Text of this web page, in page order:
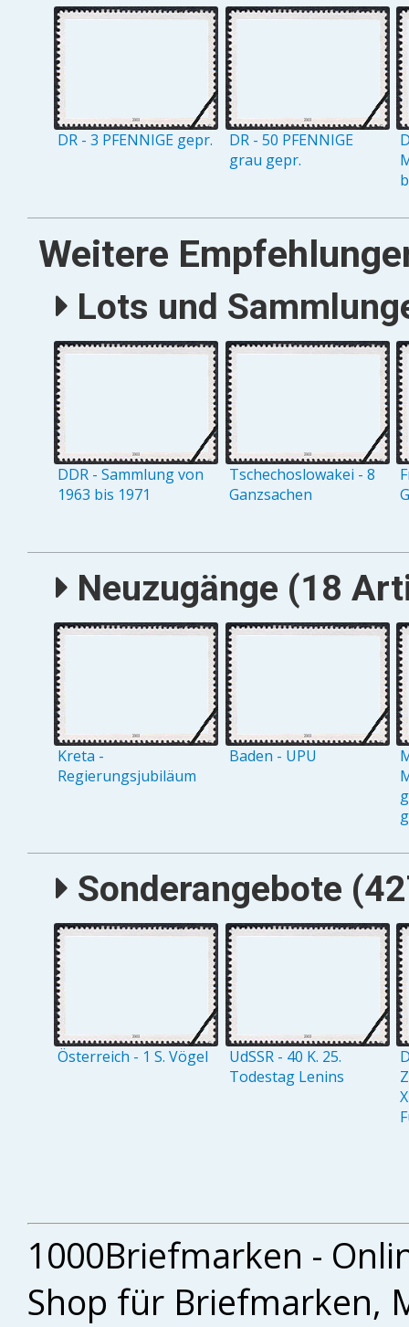
DR - 3 PFENNIGE gepr.
DR - 50 PFENNIGE
grau gepr.
Weitere
Lots und
DDR - Sammlung von
1963 bis 1971
Tschechoslowakei - 8
Ganzsachen
Neuzugänge (18
Kreta -
Regierungsjubiläum
Baden - UPU
Sonderangebote
Österreich - 1 S. Vögel
UdSSR - 40 K. 25.
Todestag Lenins
1000Briefmarken -
Shop für Briefmarken,